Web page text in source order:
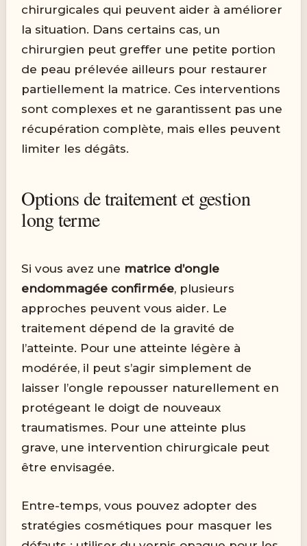
chirurgicales qui peuvent aider à améliorer
la situation. Dans certains cas, un
chirurgien peut greffer une petite portion
de peau prélevée ailleurs pour restaurer
partiellement la matrice. Ces interventions
sont complexes et ne garantissent pas une
récupération complète, mais elles peuvent
limiter les dégâts.
Options de traitement et gestion
long terme
Si vous avez une matrice d’ongle
endommagée confirmée, plusieurs
approches peuvent vous aider. Le
traitement dépend de la gravité de
l’atteinte. Pour une atteinte légère à
modérée, il peut s’agir simplement de
laisser l’ongle repousser naturellement en
protégeant le doigt de nouveaux
traumatismes. Pour une atteinte plus
grave, une intervention chirurgicale peut
être envisagée.
Entre-temps, vous pouvez adopter des
stratégies cosmétiques pour masquer les